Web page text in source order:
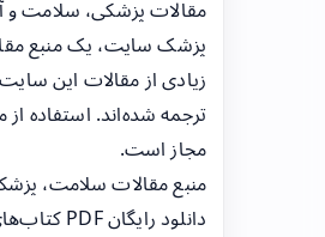
مقالات پزشکی، سلامت
پزشک سایت، یک منبع
زیادی از مقالات این
ترجمه شده‌اند. استفاده
مجاز است.
منبع مقالات سلامت،
دانلود رایگان PDF کتاب‌های پزشکی.